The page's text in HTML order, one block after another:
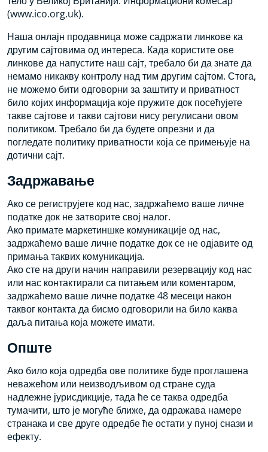
(www.ico.org.uk).
Наша онлајн продавница може садржати линкове ка
другим сајтовима од интереса. Када користите ове
линкове да напустите наш сајт, требало би да знате да
немамо никакву контролу над тим другим сајтом. Стога,
не можемо бити одговорни за заштиту и приватност
било којих информација које пружите док посећујете
такве сајтове и такви сајтови нису регулисани овом
политиком. Требало би да будете опрезни и да
погледате политику приватности која се примењује на
дотични сајт.
Задржавање
Ако се региструјете код нас, задржаћемо ваше личне
податке док не затворите свој налог.
Ако примате маркетиншке комуникације од нас,
задржаћемо ваше личне податке док се не одјавите од
примања таквих комуникација.
Ако сте на други начин направили резервацију код нас
или нас контактирали са питањем или коментаром,
задржаћемо ваше личне податке 48 месеци након
таквог контакта да бисмо одговорили на било каква
даља питања која можете имати.
Опште
Ако било која одредба ове политике буде проглашена
неважећом или неизводљивом од стране суда
надлежне јурисдикције, тада ће се таква одредба
тумачити, што је могуће ближе, да одражава намере
странака и све друге одредбе ће остати у пуној снази и
ефекту.